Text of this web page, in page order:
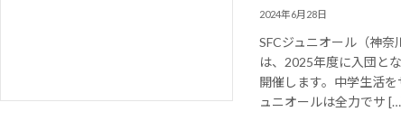
2024年6月28日
SFCジュニオール（神奈
は、2025年度に入団と
開催します。中学生活
ュニオールは全力でサ